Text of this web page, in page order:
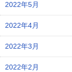
2022年5月
2022年4月
2022年3月
2022年2月